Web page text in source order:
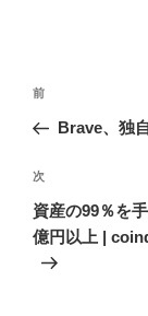
投
ナ
ビ
ゲ
ー
シ
前
の
稿
前
Brave、独
次
の
投
次
資産の99％を
億円以上 |